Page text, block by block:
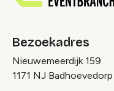
Bezoekadres
Nieuwemeerdijk 159
1171 NJ Badhoevedorp